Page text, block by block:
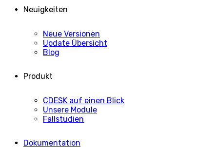
Neuigkeiten
Neue Versionen
Update Übersicht
Blog
Produkt
CDESK auf einen Blick
Unsere Module
Fallstudien
Dokumentation